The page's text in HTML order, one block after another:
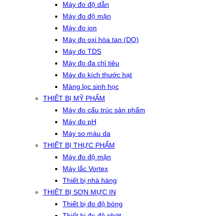
Máy đo độ dẫn
Máy đo độ mặn
Máy đo ion
Máy đo oxi hòa tan (DO)
Máy đo TDS
Máy đo đa chỉ tiêu
Máy đo kích thước hạt
Màng lọc sinh học
THIẾT BỊ MỸ PHẨM
Máy đo cấu trúc sản phẩm
Máy đo pH
Máy so màu da
THIẾT BỊ THỰC PHẨM
Máy đo độ mặn
Máy lắc Vortex
Thiết bị nhà hàng
THIẾT BỊ SƠN MỰC IN
Thiết bị đo độ bóng